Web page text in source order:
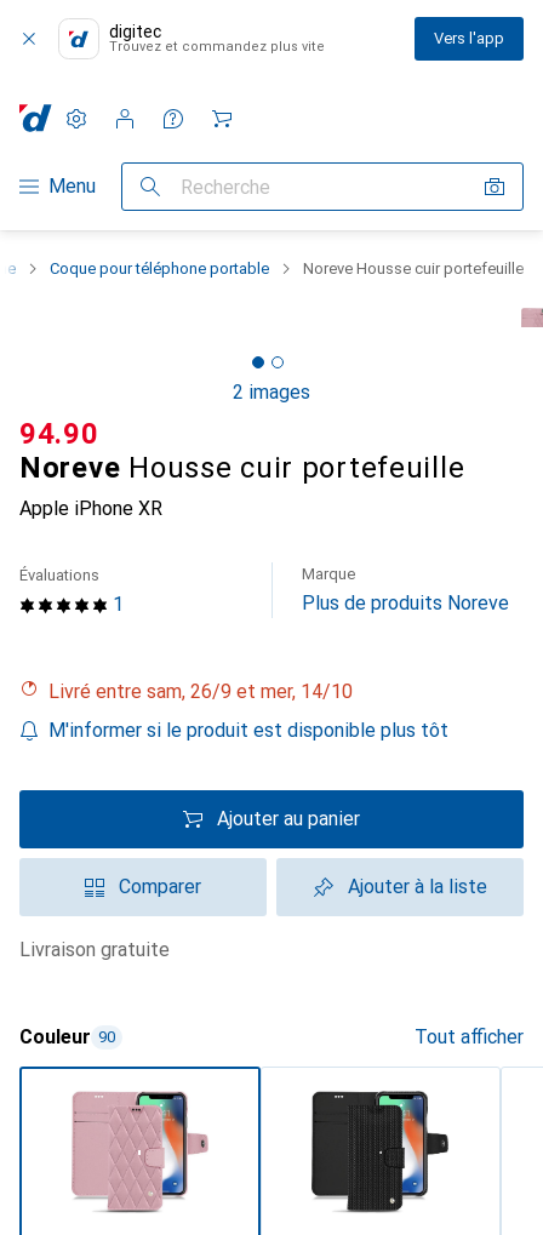
digitec
Trouvez et commandez plus vite Vers l'app
Navigation par catégorie
Menu Recherche
Paramètres
Compte client
Listes de comparaison
Listes d'envies
Panier
Coque pour téléphone portable Noreve Housse cuir portefeuille
2 images
Noreve Housse cuir portefeuille
Apple iPhone XR
CHF
94.90
1
Évaluations Marque
Plus de produits Noreve
Livré entre sam, 26/9 et mer, 14/10
M'informer si le produit est disponible plus tôt
Ajouter au panier
Comparer Ajouter à la liste
livraison gratuite
Couleur 90 Tout afficher